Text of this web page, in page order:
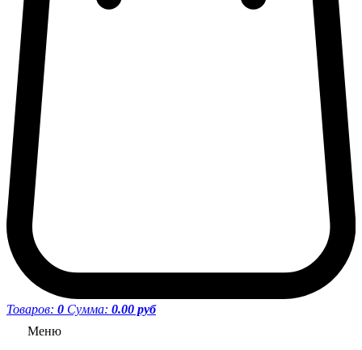
Товаров: 0 Сумма: 0.00 руб
Меню